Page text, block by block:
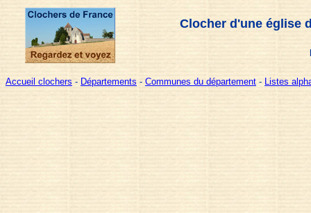
Clocher d'une église
Accueil clochers - Départements - Communes du département - Listes